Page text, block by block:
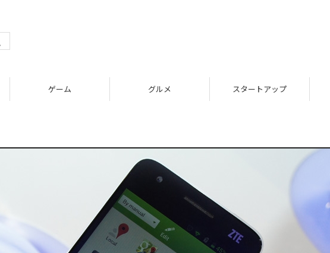
ゲーム グルメ スタートアップ